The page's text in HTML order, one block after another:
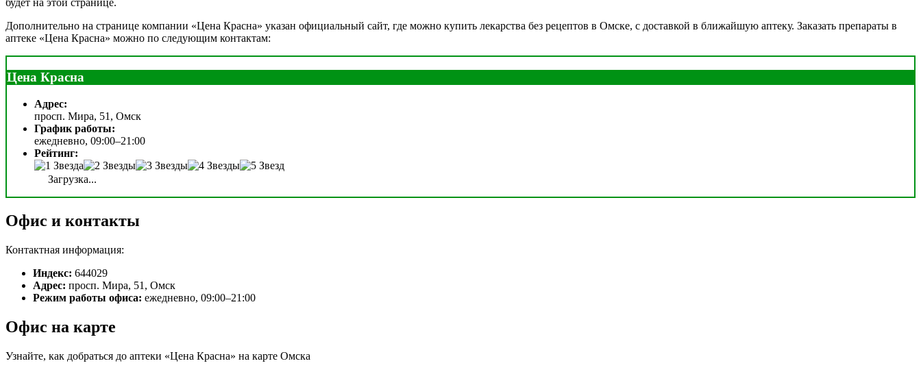
будет на этой странице.
Дополнительно на странице компании «Цена Красна» указан официальный сайт, где можно купить лекарства без рецептов в Омске, с доставкой в ближайшую аптеку. Заказать препараты в
аптеке «Цена Красна» можно по следующим контактам:
Цена Красна
Адрес:
просп. Мира, 51, Омск
График работы:
ежедневно, 09:00–21:00
Рейтинг:
Загрузка...
Офис и контакты
Контактная информация:
Индекс: 644029
Адрес: просп. Мира, 51, Омск
Режим работы офиса: ежедневно, 09:00–21:00
Офис на карте
Узнайте, как добраться до аптеки «Цена Красна» на карте Омска